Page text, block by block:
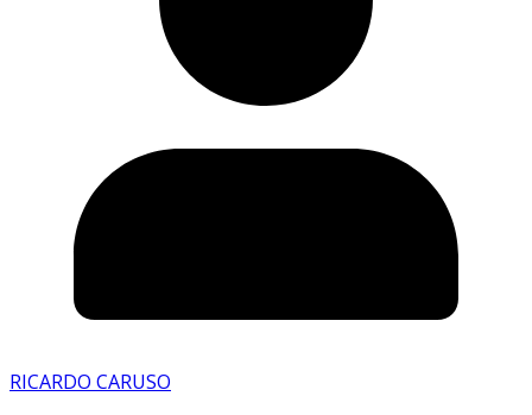
RICARDO CARUSO